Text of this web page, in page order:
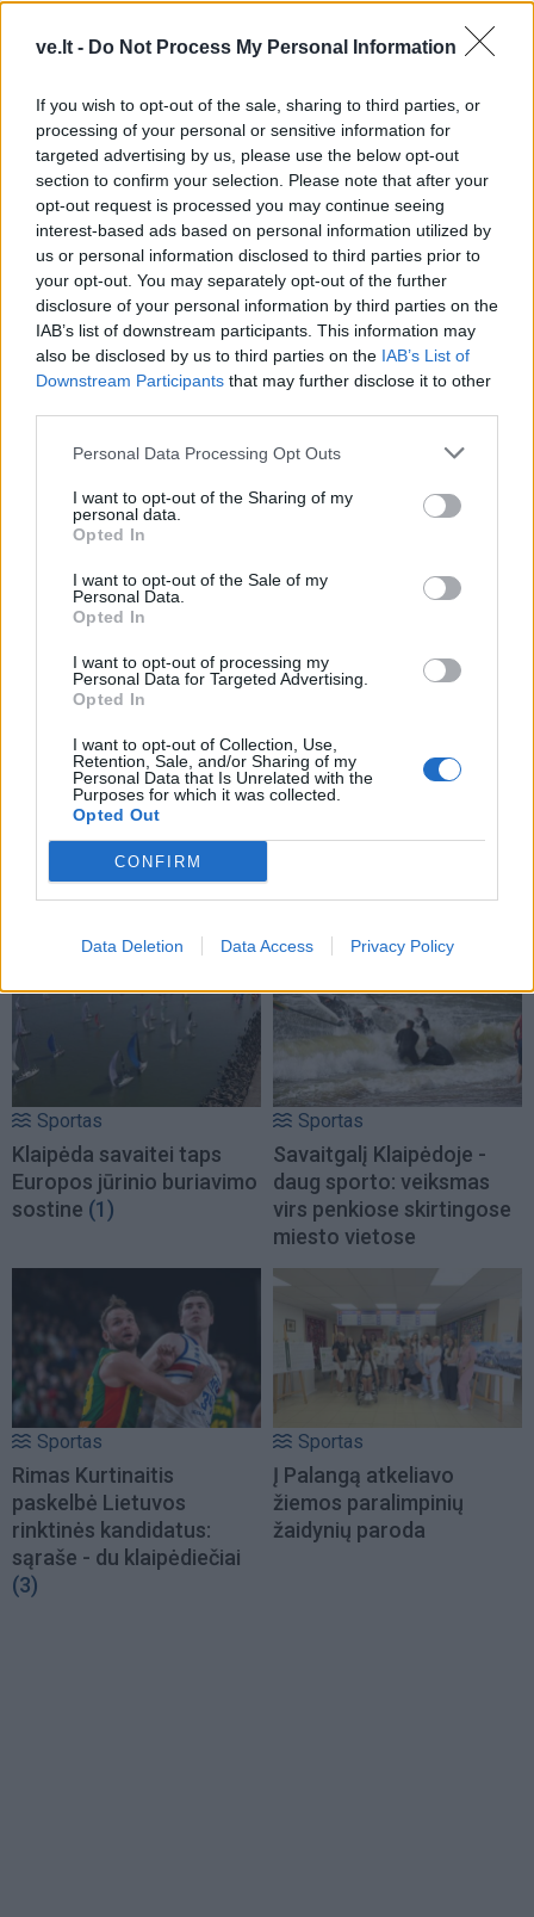
ve.lt - Do Not Process My Personal Information
If you wish to opt-out of the sale, sharing to third parties, or
processing of your personal or sensitive information for
targeted advertising by us, please use the below opt-out
section to confirm your selection. Please note that after your
opt-out request is processed you may continue seeing
interest-based ads based on personal information utilized by
us or personal information disclosed to third parties prior to
your opt-out. You may separately opt-out of the further
disclosure of your personal information by third parties on the
IAB’s list of downstream participants. This information may
also be disclosed by us to third parties on the IAB’s List of
Downstream Participants that may further disclose it to other
Personal Data Processing Opt Outs
I want to opt-out of the Sharing of my
personal data.
Opted In
I want to opt-out of the Sale of my
Personal Data.
Opted In
I want to opt-out of processing my
Personal Data for Targeted Advertising.
Opted In
I want to opt-out of Collection, Use,
Retention, Sale, and/or Sharing of my
Personal Data that Is Unrelated with the
Purposes for which it was collected.
Opted Out
CONFIRM
Data Deletion Data Access Privacy Policy
TAIP PAT SKAITYKITE
Sportas
buriuotojai pasirodė
miesto gatvėse
Sportas
rinktinę, legionierės
svajonę
Sportas
Jasikevičiaus vedami
Lietuvos vaikinai patiesė
serbus(1)
Sportas
Sportas
Klaipėda savaitei taps
Europos jūrinio buriavimo
sostine (1)
Sportas
Savaitgalį Klaipėdoje -
daug sporto: veiksmas
virs penkiose skirtingose
miesto vietose
Sportas
Rimas Kurtinaitis
paskelbė Lietuvos
rinktinės kandidatus:
sąraše - du klaipėdiečiai
(3)
Sportas
Į Palangą atkeliavo
žiemos paralimpinių
žaidynių paroda